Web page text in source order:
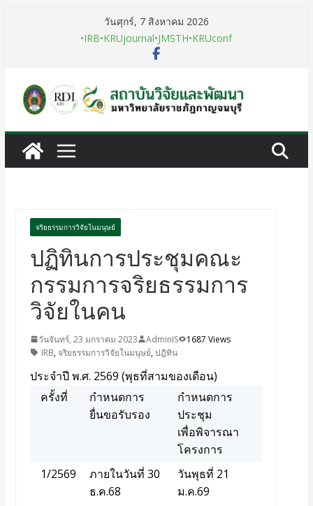
วันศุกร์, 7 สิงหาคม 2026
•IRB•KRUjournal•JMSTH•KRUconf
จริยธรรมการวิจัยในมนุษย์
ปฏิทินการประชุมคณะ
กรรมการจริยธรรมการ
วิจัยในคน
วันจันทร์, 23 มกราคม 2023 AdminIS
1687 Views
IRB, จริยธรรมการวิจัยในมนุษย์,ปฎิทิน
ประจำปี พ.ศ. 2569 (พุธที่สามของเดือน)
ครั้งที่
กำหนดการ
ยื่นขอรับรอง
กำหนดการ
ประชุม
เพื่อพิจารณา
โครงการ
1/2569
ภายในวันที่ 30
ธ.ค.68
วันพุธที่ 21
ม.ค.69